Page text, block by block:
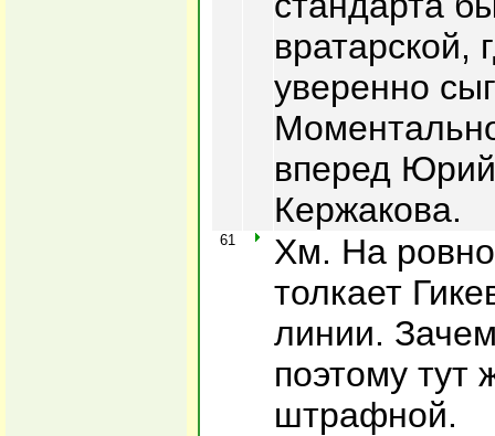
вратарской,
уверенно
вперед
Кержакова.
61
Хм. На
толкает
линии.
поэтому тут
штрафной.